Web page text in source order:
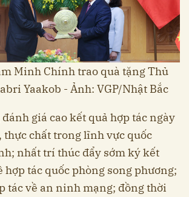
Minh Chính trao quà tặng Thủ
Yaakob - Ảnh: VGP/Nhật Bắc
giá cao kết quả hợp tác ngày
thực chất trong lĩnh vực quốc
nhất trí thúc đẩy sớm ký kết
hợp tác quốc phòng song phương;
tác về an ninh mạng; đồng thời